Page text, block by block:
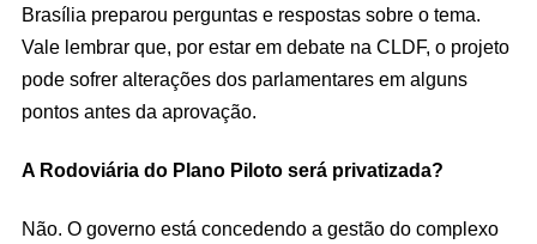
Brasília preparou perguntas e respostas sobre o tema.
Vale lembrar que, por estar em debate na CLDF, o projeto
pode sofrer alterações dos parlamentares em alguns
pontos antes da aprovação.
A Rodoviária do Plano Piloto será privatizada?
Não. O governo está concedendo a gestão do complexo